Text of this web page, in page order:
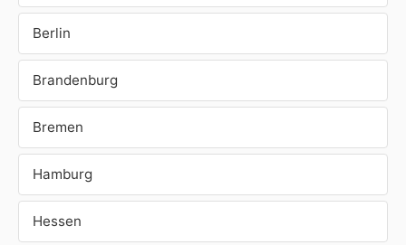
Berlin
Brandenburg
Bremen
Hamburg
Hessen